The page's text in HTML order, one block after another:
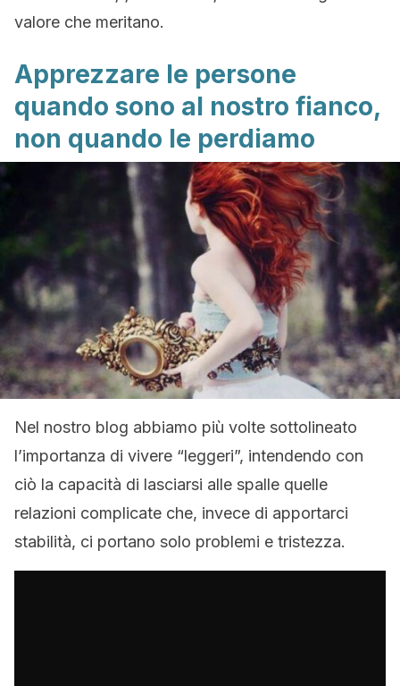
valore che meritano.
Apprezzare le persone
quando sono al nostro fianco,
non quando le perdiamo
Nel nostro blog abbiamo più volte sottolineato
l’importanza di vivere “leggeri”, intendendo con
ciò la capacità di lasciarsi alle spalle quelle
relazioni complicate che, invece di apportarci
stabilità, ci portano solo problemi e tristezza.